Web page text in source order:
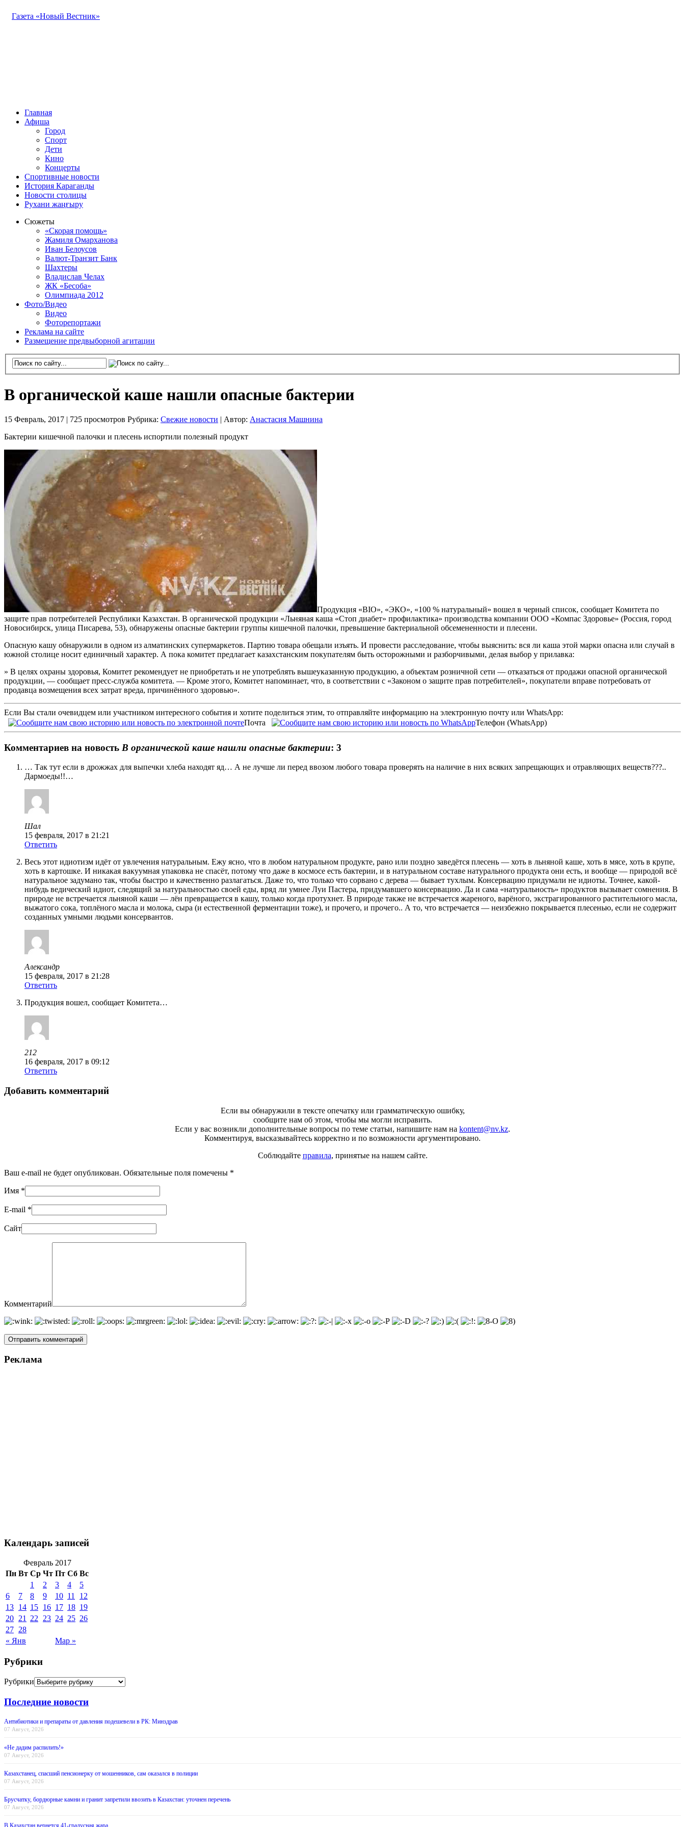
Газета «Новый Вестник»
Главная
Афиша
Город
Спорт
Дети
Кино
Концерты
Спортивные новости
История Караганды
Новости столицы
Рухани жаңғыру
Сюжеты
«Скорая помощь»
Жамиля Омарханова
Иван Белоусов
Валют-Транзит Банк
Шахтеры
Владислав Челах
ЖК «Бесоба»
Олимпиада 2012
Фото/Видео
Видео
Фоторепортажи
Реклама на сайте
Размещение предвыборной агитации
В органической каше нашли опасные бактерии
15 Февраль, 2017 | 725 просмотров Рубрика: Свежие новости Автор: Анастасия Машнина
Бактерии кишечной палочки и плесень испортили полезный продукт
Продукция «BIO», «ЭКО», «100 % натуральный» вошел в черный список, сообщает Комитета по
защите прав потребителей Республики Казахстан. В органической продукции «Льняная каша «Стоп диабет» профилактика» производства компании ООО «Компас Здоровье» (Россия, город
Новосибирск, улица Писарева, 53), обнаружены опасные бактерии группы кишечной палочки, превышение бактериальной обсемененности и плесени.
Опасную кашу обнаружили в одном из алматинских супермаркетов. Партию товара обещали изъять. И провести расследование, чтобы выяснить: вся ли каша этой марки опасна или случай в
южной столице носит единичный характер. А пока комитет предлагает казахстанским покупателям быть осторожными и разборчивыми, делая выбор у прилавка:
» В целях охраны здоровья, Комитет рекомендует не приобретать и не употреблять вышеуказанную продукцию, а объектам розничной сети — отказаться от продажи опасной органической
продукции, — сообщает пресс-служба комитета. — Кроме этого, Комитет напоминает, что, в соответствии с «Законом о защите прав потребителей», покупатели вправе потребовать от
продавца возмещения всех затрат вреда, причинённого здоровью».
Если Вы стали очевидцем или участником интересного события и хотите поделиться этим, то отправляйте информацию на электронную почту или WhatsApp:
Почта
Телефон (WhatsApp)
Комментариев на новость В органической каше нашли опасные бактерии: 3
… Так тут если в дрожжах для выпечки хлеба находят яд… А не лучше ли перед ввозом любого товара проверять на наличие в них всяких запрещающих и отравляющих веществ???..
Дармоеды!!…
Шал
15 февраля, 2017 в 21:21
Ответить
Весь этот идиотизм идёт от увлечения натуральным. Ежу ясно, что в любом натуральном продукте, рано или поздно заведётся плесень — хоть в льняной каше, хоть в мясе, хоть в крупе,
хоть в картошке. И никакая вакуумная упаковка не спасёт, потому что даже в космосе есть бактерии, и в натуральном составе натурального продукта они есть, и вообще — природой всё
натуральное задумано так, чтобы быстро и качественно разлагаться. Даже то, что только что сорвано с дерева — бывает тухлым. Консервацию придумали не идиоты. Точнее, какой-
нибудь ведический идиот, следящий за натуральностью своей еды, вряд ли умнее Луи Пастера, придумавшего консервацию. Да и сама «натуральность» продуктов вызывает сомнения. В
природе не встречается льняной каши — лён превращается в кашу, только когда протухнет. В природе также не встречается жареного, варёного, экстрагированного растительного масла,
выжатого сока, топлёного масла и молока, сыра (и естественной ферментации тоже), и прочего, и прочего.. А то, что встречается — неизбежно покрывается плесенью, если не содержит
созданных умными людьми консервантов.
Александр
15 февраля, 2017 в 21:28
Ответить
Продукция вошел, сообщает Комитета…
212
16 февраля, 2017 в 09:12
Ответить
Добавить комментарий
Если вы обнаружили в тексте опечатку или грамматическую ошибку,
сообщите нам об этом, чтобы мы могли исправить.
Если у вас возникли дополнительные вопросы по теме статьи, напишите нам на kontent@nv.kz.
Комментируя, высказывайтесь корректно и по возможности аргументировано.
Соблюдайте правила, принятые на нашем сайте.
Ваш e-mail не будет опубликован. Обязательные поля помечены *
Имя *
E-mail *
Сайт
Комментарий
Реклама
Календарь записей
Февраль 2017
Пн Вт Ср Чт Пт Сб Вс
« Янв Мар »
1 2 3 4
5
6
7 8 9 10 11
12
13 14 15 16 17 18 19
20 21 22 23 24 25 26
27 28
Рубрики
Рубрики
Последние новости
Антибиотики и препараты от давления подешевели в РК: Минздрав
07 Август, 2026
«Не дадим распилить!»
07 Август, 2026
Казахстанец, спасший пенсионерку от мошенников, сам оказался в полиции
07 Август, 2026
Брусчатку, бордюрные камни и гранит запретили ввозить в Казахстан: уточнен перечень
07 Август, 2026